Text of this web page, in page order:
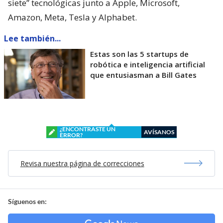
siete” tecnológicas junto a Apple, Microsoft,
Amazon, Meta, Tesla y Alphabet.
Lee también...
Estas son las 5 startups de
robótica e inteligencia artificial
que entusiasman a Bill Gates
¿ENCONTRASTE UN
ERROR?
AVÍSANOS
Revisa nuestra página de correcciones
Síguenos en: